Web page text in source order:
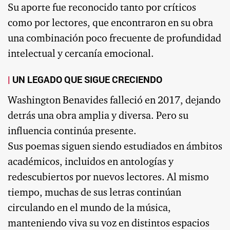
Su aporte fue reconocido tanto por críticos
como por lectores, que encontraron en su obra
una combinación poco frecuente de profundidad
intelectual y cercanía emocional.
UN LEGADO QUE SIGUE CRECIENDO
Washington Benavides falleció en 2017, dejando
detrás una obra amplia y diversa. Pero su
influencia continúa presente.
Sus poemas siguen siendo estudiados en ámbitos
académicos, incluidos en antologías y
redescubiertos por nuevos lectores. Al mismo
tiempo, muchas de sus letras continúan
circulando en el mundo de la música,
manteniendo viva su voz en distintos espacios